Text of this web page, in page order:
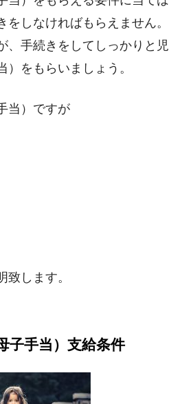
をしなければもらえません。
、手続きをしてしっかりと児
をもらいましょう。
当）ですが
致します。
子手当）支給条件